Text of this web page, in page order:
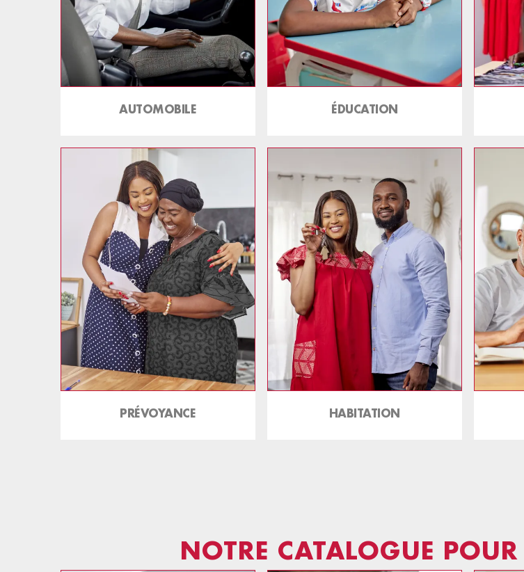
AUTOMOBILE ÉDUCATION
PRÉVOYANCE HABITATION
NOTRE CATALOGUE